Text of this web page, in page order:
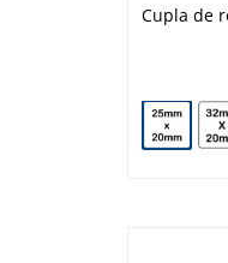
Cupla de